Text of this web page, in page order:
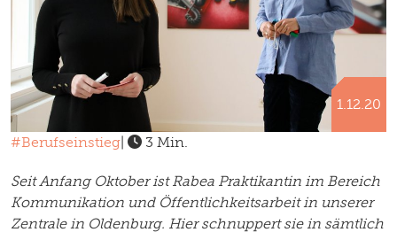
1.12.20
#Berufseinstieg| 3 Min.
Seit Anfang Oktober ist Rabea Praktikantin im Bereich
Kommunikation und Öffentlichkeitsarbeit in unserer
Zentrale in Oldenburg. Hier schnuppert sie in sämtlich